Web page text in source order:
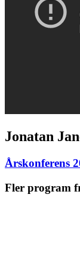
Jonatan
Årskonferens
Fler program